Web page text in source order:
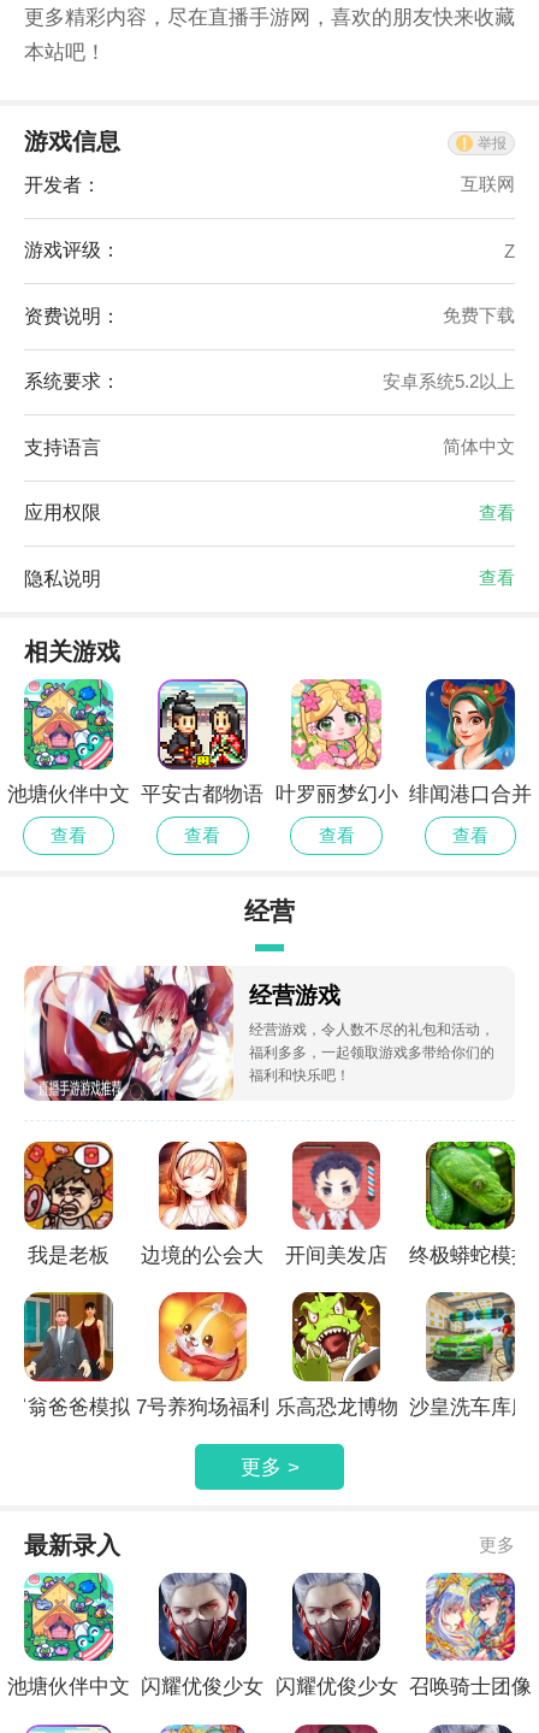
更多精彩内容，尽在直播手游网，喜欢的朋友快来收藏
本站吧！
游戏信息 举报
开发者： 互联网
游戏评级： Z
资费说明： 免费下载
系统要求： 安卓系统5.2以上
支持语言 简体中文
应用权限 查看
隐私说明 查看
相关游戏
池塘伙伴中文
版
查看
平安古都物语
存档版
查看
叶罗丽梦幻小
镇先行服
查看
绯闻港口合并
故事完整版
查看
经营
经营游戏
经营游戏，令人数不尽的礼包和活动，
福利多多，一起领取游戏多带给你们的
福利和快乐吧！
我是老板
边境的公会大
开间美发店
终极蟒蛇模拟
富翁爸爸模拟 7号养狗场福利 乐高恐龙博物 沙皇洗车库服
更多 >
最新录入 更多
池塘伙伴中文 闪耀优俊少女 闪耀优俊少女 召唤骑士团像